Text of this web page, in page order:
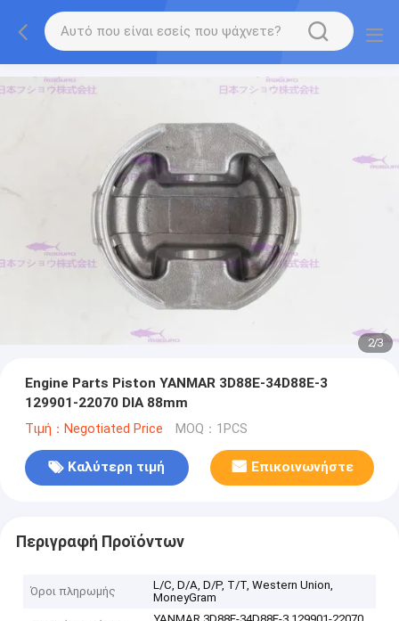
2/3
Engine Parts Piston YANMAR 3D88E-34D88E-3
129901-22070 DIA 88mm
Τιμή：Negotiated Price MOQ：1PCS
Καλύτερη τιμή Επικοινωνήστε
Περιγραφή Προϊόντων
Όροι πληρωμής
L/C, D/A, D/P, T/T, Western Union,
MoneyGram